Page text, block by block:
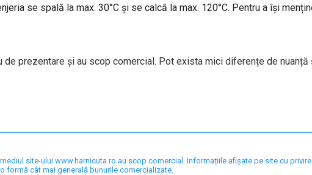
se spală la max. 30°C și se calcă la max. 120°C. Pentru a își
prezentare și au scop comercial. Pot exista mici diferențe de nuanță
site-ului www.harnicuta.ro au scop comercial. Informațiile afișate pe site cu
formă cât mai generală bunurile comercializate.